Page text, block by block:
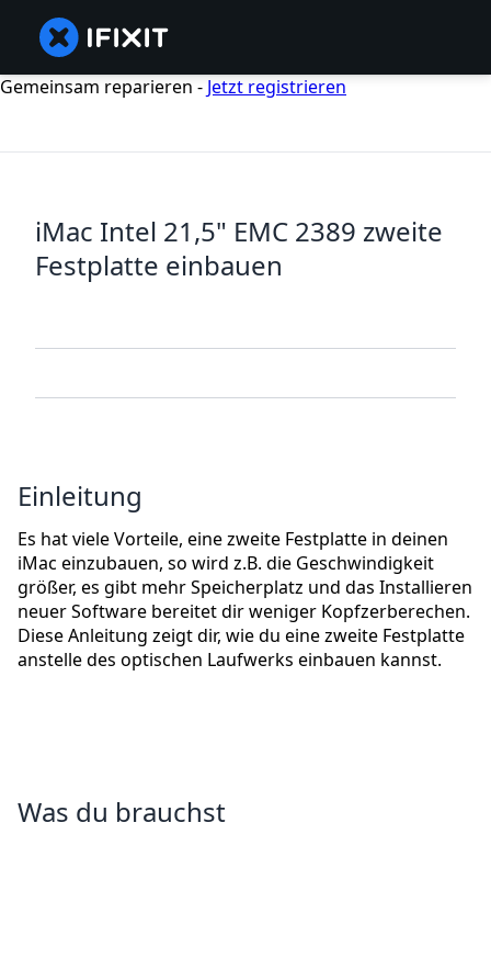
Gemeinsam reparieren - Jetzt registrieren
iMac Intel 21,5" EMC 2389 zweite
Festplatte einbauen
Einleitung
Es hat viele Vorteile, eine zweite Festplatte in deinen
iMac einzubauen, so wird z.B. die Geschwindigkeit
größer, es gibt mehr Speicherplatz und das Installieren
neuer Software bereitet dir weniger Kopfzerberechen.
Diese Anleitung zeigt dir, wie du eine zweite Festplatte
anstelle des optischen Laufwerks einbauen kannst.
Was du brauchst